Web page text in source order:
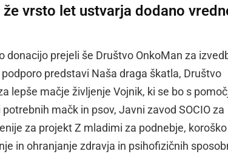
vrsto let ustvarja dodano
donacijo prejeli še Društvo OnkoMan za
predstavi Naša draga škatla, Društvo
lepše mačje življenje Vojnik, ki se bo s
mačk in psov, Javni zavod SOCIO za
za projekt Z mladimi za podnebje, koroško
in ohranjanje zdravja in psihofizičnih